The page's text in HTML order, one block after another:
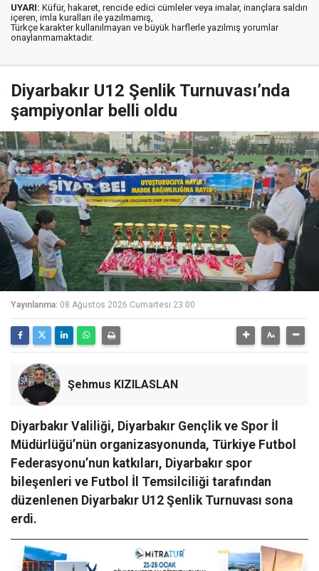
UYARI: Küfür, hakaret, rencide edici cümleler veya imalar, inançlara saldırı
içeren, imla kuralları ile yazılmamış,
Türkçe karakter kullanılmayan ve büyük harflerle yazılmış yorumlar
onaylanmamaktadır.
Diyarbakır U12 Şenlik Turnuvası’nda
şampiyonlar belli oldu
Yayınlanma: 08 Ağustos 2026 Cumartesi 23:00
Şehmus KIZILASLAN
Diyarbakır Valiliği, Diyarbakır Gençlik ve Spor İl
Müdürlüğü’nün organizasyonunda, Türkiye Futbol
Federasyonu’nun katkıları, Diyarbakır spor
bileşenleri ve Futbol İl Temsilciliği tarafından
düzenlenen Diyarbakır U12 Şenlik Turnuvası sona
erdi.